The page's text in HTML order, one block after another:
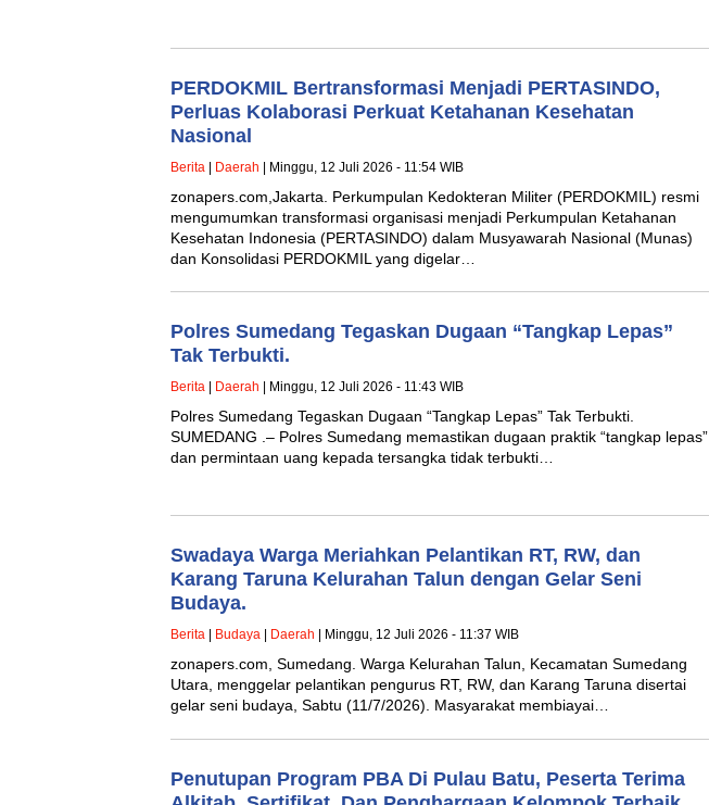
PERDOKMIL Bertransformasi Menjadi PERTASINDO,
Perluas Kolaborasi Perkuat Ketahanan Kesehatan
Nasional‎
Berita Daerah | Minggu, 12 Juli 2026 - 11:54 WIB
‎zonapers.com,Jakarta. ‎Perkumpulan Kedokteran Militer (PERDOKMIL) resmi
mengumumkan transformasi organisasi menjadi Perkumpulan Ketahanan
Kesehatan Indonesia (PERTASINDO) dalam Musyawarah Nasional (Munas)
dan Konsolidasi PERDOKMIL yang digelar…
Polres Sumedang Tegaskan Dugaan “Tangkap Lepas”
Tak Terbukti.
Berita Daerah | Minggu, 12 Juli 2026 - 11:43 WIB
Polres Sumedang Tegaskan Dugaan “Tangkap Lepas” Tak Terbukti.
SUMEDANG .– Polres Sumedang memastikan dugaan praktik “tangkap lepas”
dan permintaan uang kepada tersangka tidak terbukti…
Swadaya Warga Meriahkan Pelantikan RT, RW, dan
Karang Taruna Kelurahan Talun dengan Gelar Seni
Budaya.
Berita Budaya Daerah | Minggu, 12 Juli 2026 - 11:37 WIB
zonapers.com, Sumedang. Warga Kelurahan Talun, Kecamatan Sumedang
Utara, menggelar pelantikan pengurus RT, RW, dan Karang Taruna disertai
gelar seni budaya, Sabtu (11/7/2026). Masyarakat membiayai…
Penutupan Program PBA Di Pulau Batu, Peserta Terima